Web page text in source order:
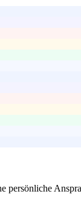
persönliche